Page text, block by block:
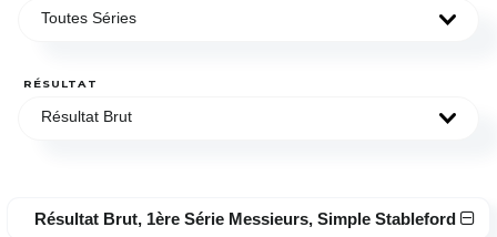
Toutes Séries
RÉSULTAT
Résultat Brut
Résultat Brut, 1ère Série Messieurs, Simple Stableford